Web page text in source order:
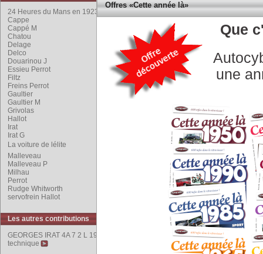
24 Heures du Mans en 1923
Cappe
Cappé M
Chatou
Delage
Delco
Douarinou J
Essieu Perrot
Filtz
Freins Perrot
Gaultier
Gaultier M
Grivolas
Hallot
Irat
Irat G
La voiture de lélite
Malleveau
Malleveau P
Milhau
Perrot
Rudge Whitworth
servofrein Hallot
Les autres contributions
GEORGES IRAT 4A 7 2 L 1924 : fiche
technique
Il décide de créer sa
recrute Maurice
deDelage
Présenté au salon de
la firme, le type 4A, est
soigné, le vilebrequin
Le châssis en tôle
milieu et élargi à l’arrière.
Ce châssis performant
l’élite’.
Elle est équipée en
roues avec servofrein
d’un essieu rigide avant
d'éclairage et de roues à
La direction est à gauche,
L’équipement
Offres «Cette année là»
Que
une